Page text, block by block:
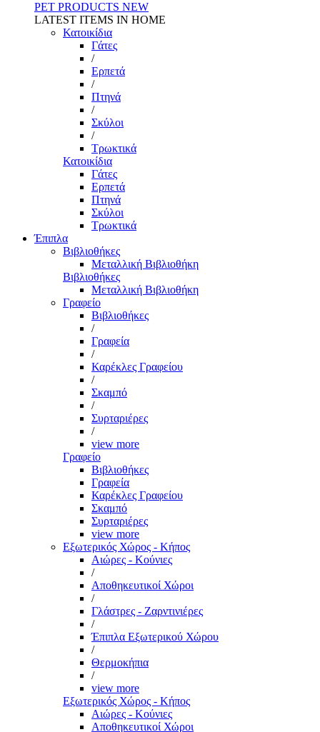
PET PRODUCTS NEW
LATEST ITEMS IN HOME
Κατοικίδια
Γάτες
/
Ερπετά
/
Πτηνά
/
Σκύλοι
/
Τρωκτικά
Κατοικίδια
Γάτες
Ερπετά
Πτηνά
Σκύλοι
Τρωκτικά
Έπιπλα
Βιβλιοθήκες
Μεταλλική Βιβλιοθήκη
Βιβλιοθήκες
Μεταλλική Βιβλιοθήκη
Γραφείο
Βιβλιοθήκες
/
Γραφεία
/
Καρέκλες Γραφείου
/
Σκαμπό
/
Συρταριέρες
/
view more
Γραφείο
Βιβλιοθήκες
Γραφεία
Καρέκλες Γραφείου
Σκαμπό
Συρταριέρες
view more
Εξωτερικός Χώρος - Κήπος
Αιώρες - Κούνιες
/
Αποθηκευτικοί Χώροι
/
Γλάστρες - Ζαρντινιέρες
/
Έπιπλα Εξωτερικού Χώρου
/
Θερμοκήπια
/
view more
Εξωτερικός Χώρος - Κήπος
Αιώρες - Κούνιες
Αποθηκευτικοί Χώροι